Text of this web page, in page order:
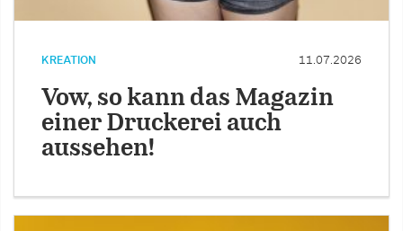
KREATION 11.07.2026
Vow, so kann das Magazin
einer Druckerei auch
aussehen!